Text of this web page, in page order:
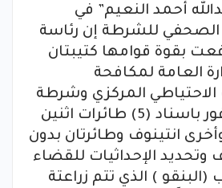
أحمد النعيم” في
للشرطة إن رئاسة
بقوة قوامها كتيبتان
العامة لمكافحة
الاحتياطي المركزي وشرطة
ولاية وجنوب دارفور باسناد (5) طائرات اثنين
انتينوف وطائرتان بدون
الإحداثيات للقضاء
(البنقو ) الذي تتم زراعتة